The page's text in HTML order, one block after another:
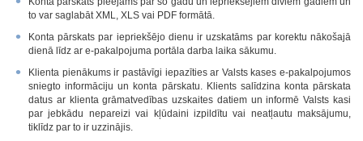
to var saglabāt XML, XLS vai PDF formātā.
Konta pārskats par iepriekšējo dienu ir uzskatāms par korektu nākošajā
dienā līdz ar e-pakalpojuma portāla darba laika sākumu.
Klienta pienākums ir pastāvīgi iepazīties ar Valsts kases e-pakalpojumos
sniegto informāciju un konta pārskatu. Klients salīdzina konta pārskata
datus ar klienta grāmatvedības uzskaites datiem un informē Valsts kasi
par jebkādu nepareizi vai kļūdaini izpildītu vai neatļautu maksājumu,
tiklīdz par to ir uzzinājis.